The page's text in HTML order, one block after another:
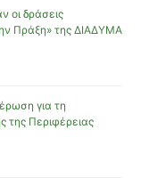
οι δράσεις
Πράξη» της ΔΙΑΔΥΜΑ
για τη
της Περιφέρειας